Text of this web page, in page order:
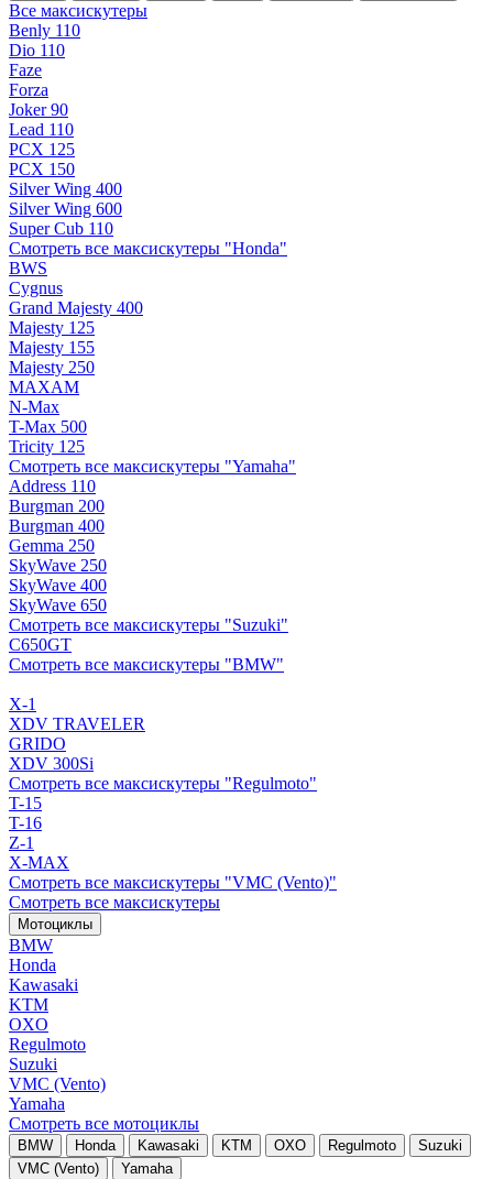
Все максискутеры
Benly 110
Dio 110
Faze
Forza
Joker 90
Lead 110
PCX 125
PCX 150
Silver Wing 400
Silver Wing 600
Super Cub 110
Смотреть все максискутеры "Honda"
BWS
Cygnus
Grand Majesty 400
Majesty 125
Majesty 155
Majesty 250
MAXAM
N-Max
T-Max 500
Tricity 125
Смотреть все максискутеры "Yamaha"
Address 110
Burgman 200
Burgman 400
Gemma 250
SkyWave 250
SkyWave 400
SkyWave 650
Смотреть все максискутеры "Suzuki"
C650GT
Смотреть все максискутеры "BMW"
X-1
XDV TRAVELER
GRIDO
XDV 300Si
Смотреть все максискутеры "Regulmoto"
T-15
T-16
Z-1
X-MAX
Смотреть все максискутеры "VMC (Vento)"
Смотреть все максискутеры
Мотоциклы
BMW
Honda
Kawasaki
KTM
OXO
Regulmoto
Suzuki
VMC (Vento)
Yamaha
Смотреть все мотоциклы
BMW Honda Kawasaki KTM OXO Regulmoto
Suzuki
VMC (Vento)
Yamaha